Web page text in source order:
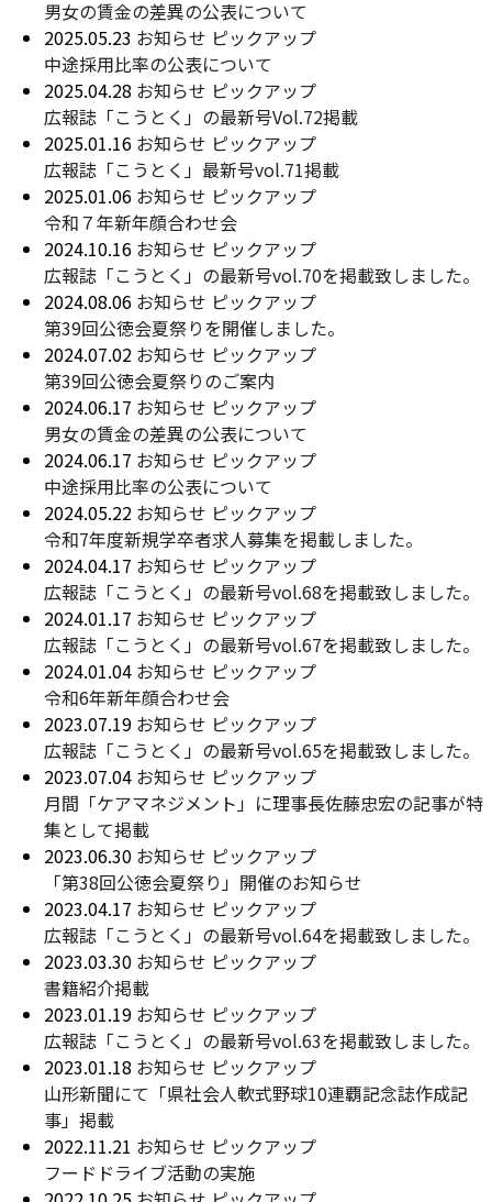
男女の賃金の差異の公表について
2025.05.23 お知らせ ピックアップ
中途採用比率の公表について
2025.04.28 お知らせ ピックアップ
広報誌「こうとく」の最新号Vol.72掲載
2025.01.16 お知らせ ピックアップ
広報誌「こうとく」最新号vol.71掲載
2025.01.06 お知らせ ピックアップ
令和７年新年顔合わせ会
2024.10.16 お知らせ ピックアップ
広報誌「こうとく」の最新号vol.70を掲載致しました。
2024.08.06 お知らせ ピックアップ
第39回公徳会夏祭りを開催しました。
2024.07.02 お知らせ ピックアップ
第39回公徳会夏祭りのご案内
2024.06.17 お知らせ ピックアップ
男女の賃金の差異の公表について
2024.06.17 お知らせ ピックアップ
中途採用比率の公表について
2024.05.22 お知らせ ピックアップ
令和7年度新規学卒者求人募集を掲載しました。
2024.04.17 お知らせ ピックアップ
広報誌「こうとく」の最新号vol.68を掲載致しました。
2024.01.17 お知らせ ピックアップ
広報誌「こうとく」の最新号vol.67を掲載致しました。
2024.01.04 お知らせ ピックアップ
令和6年新年顔合わせ会
2023.07.19 お知らせ ピックアップ
広報誌「こうとく」の最新号vol.65を掲載致しました。
2023.07.04 お知らせ ピックアップ
月間「ケアマネジメント」に理事長佐藤忠宏の記事が特
集として掲載
2023.06.30 お知らせ ピックアップ
「第38回公徳会夏祭り」開催のお知らせ
2023.04.17 お知らせ ピックアップ
広報誌「こうとく」の最新号vol.64を掲載致しました。
2023.03.30 お知らせ ピックアップ
書籍紹介掲載
2023.01.19 お知らせ ピックアップ
広報誌「こうとく」の最新号vol.63を掲載致しました。
2023.01.18 お知らせ ピックアップ
山形新聞にて「県社会人軟式野球10連覇記念誌作成記
事」掲載
2022.11.21 お知らせ ピックアップ
フードドライブ活動の実施